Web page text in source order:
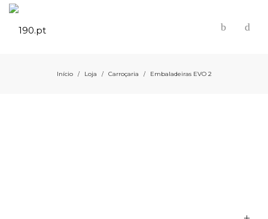
Início / Loja / Carroçaria / Embaladeiras EVO 2